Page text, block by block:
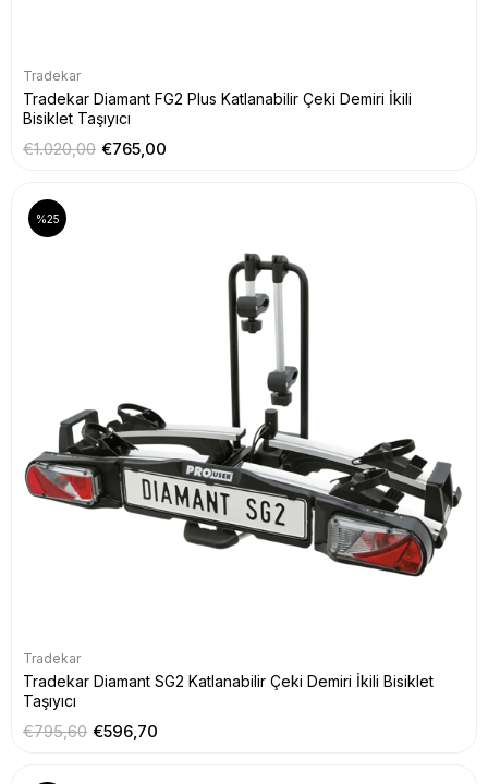
Tradekar
Tradekar Diamant FG2 Plus Katlanabilir Çeki Demiri İkili
Bisiklet Taşıyıcı
€765,00
€1.020,00
Tradekar
Tradekar Diamant SG2 Katlanabilir Çeki Demiri İkili Bisiklet
Taşıyıcı
€596,70
€795,60
%25